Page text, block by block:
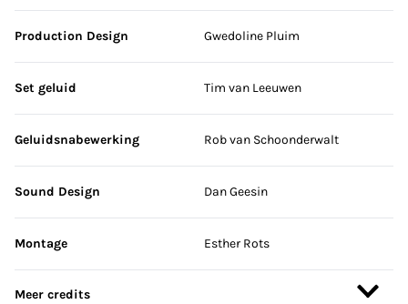
Production Design Gwedoline Pluim
Set geluid Tim van Leeuwen
Geluidsnabewerking Rob van Schoonderwalt
Sound Design Dan Geesin
Montage Esther Rots
Meer credits